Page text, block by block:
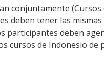
conjuntamente
deben tener las mismas
participantes deben
cursos de Indonesio